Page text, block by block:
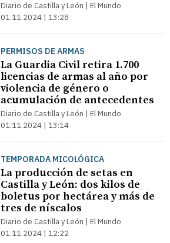
Diario de Castilla y León | El Mundo
01.11.2024 | 13:28
PERMISOS DE ARMAS
La Guardia Civil retira 1.700
licencias de armas al año por
violencia de género o
acumulación de antecedentes
Diario de Castilla y León | El Mundo
01.11.2024 | 13:14
TEMPORADA MICOLÓGICA
La producción de setas en
Castilla y León: dos kilos de
boletus por hectárea y más de
tres de níscalos
Diario de Castilla y León | El Mundo
01.11.2024 | 12:22